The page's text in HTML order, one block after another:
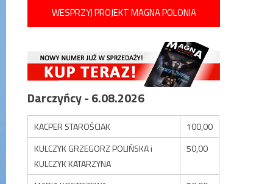
WESPRZYJ PROJEKT MAGNA POLONIA
Darczyńcy - 6.08.2026
KACPER STAROŚCIAK
100,00
KULCZYK GRZEGORZ POLIŃSKA i
KULCZYK KATARZYNA
50,00